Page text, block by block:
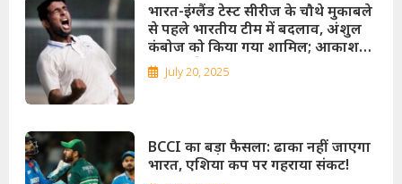
भारत-इंग्लैंड टेस्ट सीरीज के चौथे मुकाबले
से पहले भारतीय टीम में बदलाव, अंशुल
कंबोज को किया गया शामिल; आकाश
दीप-अर्शदीप बाहर!
July 20, 2025
BCCI का बड़ा फैसला: ढाका नहीं जाएगा
भारत, एशिया कप पर गहराया संकट!